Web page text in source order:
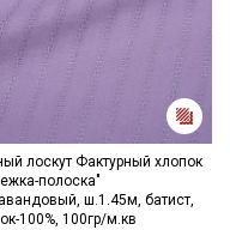
лоскут Фактурный хлопок
полоска"
ш.1.45м, батист,
100%, 100гр/м.кв
30% на узкие